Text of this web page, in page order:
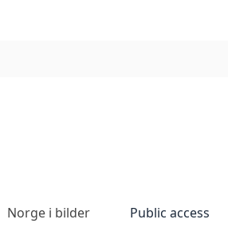
Norge i bilder Public access